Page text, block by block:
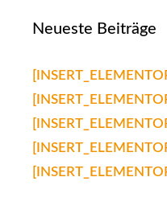
Neueste Beiträge